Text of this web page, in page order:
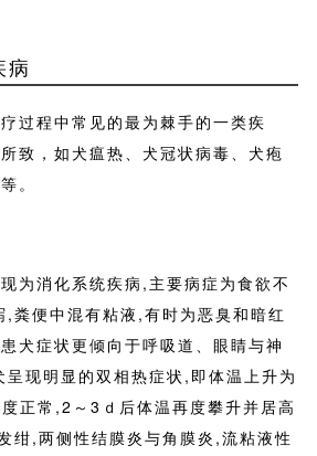
病
过程中常见的最为棘手的一类疾
致，如犬瘟热、犬冠状病毒、犬疱
。
为消化系统疾病,主要病症为食欲不
粪便中混有粘液,有时为恶臭和暗红
犬症状更倾向于呼吸道、眼睛与神
现明显的双相热症状,即体温上升为
常,2～3ｄ后体温再度攀升并居高
绀,两侧性结膜炎与角膜炎,流粘液性